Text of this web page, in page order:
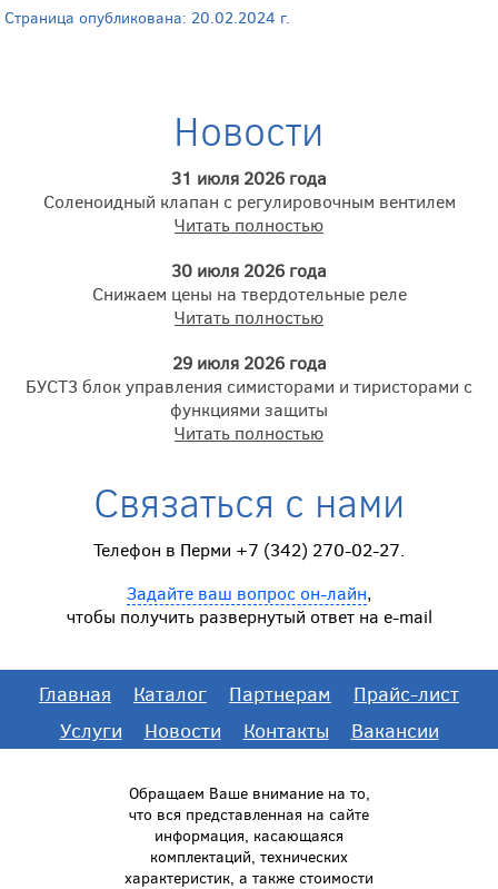
Страница опубликована: 20.02.2024 г.
Новости
31 июля 2026 года
Соленоидный клапан с регулировочным вентилем
Читать полностью
30 июля 2026 года
Снижаем цены на твердотельные реле
Читать полностью
29 июля 2026 года
БУСТ3 блок управления симисторами и тиристорами с
функциями защиты
Читать полностью
Связаться с нами
Телефон в Перми +7 (342) 270-02-27.
Задайте ваш вопрос он-лайн,
чтобы получить развернутый ответ на e-mail
Главная Каталог Партнерам
Прайс-лист
Услуги
Новости Контакты Вакансии
Обращаем Ваше внимание на то,
что вся представленная на сайте
информация, касающаяся
комплектаций, технических
характеристик, а также стоимости